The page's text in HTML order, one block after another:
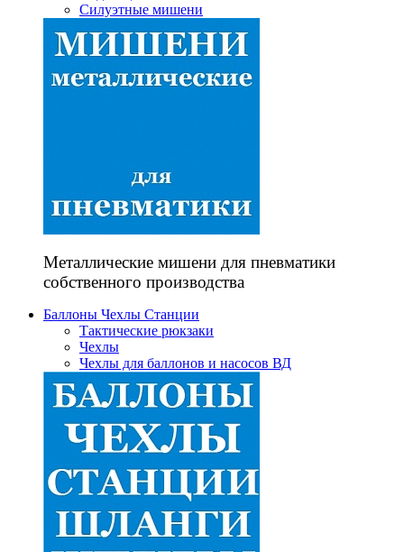
Силуэтные мишени
Металлические мишени для пневматики
собственного производства
Баллоны Чехлы Станции
Тактические рюкзаки
Чехлы
Чехлы для баллонов и насосов ВД